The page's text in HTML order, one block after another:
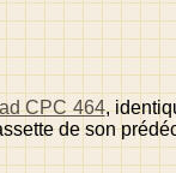
CPC 464,
de son